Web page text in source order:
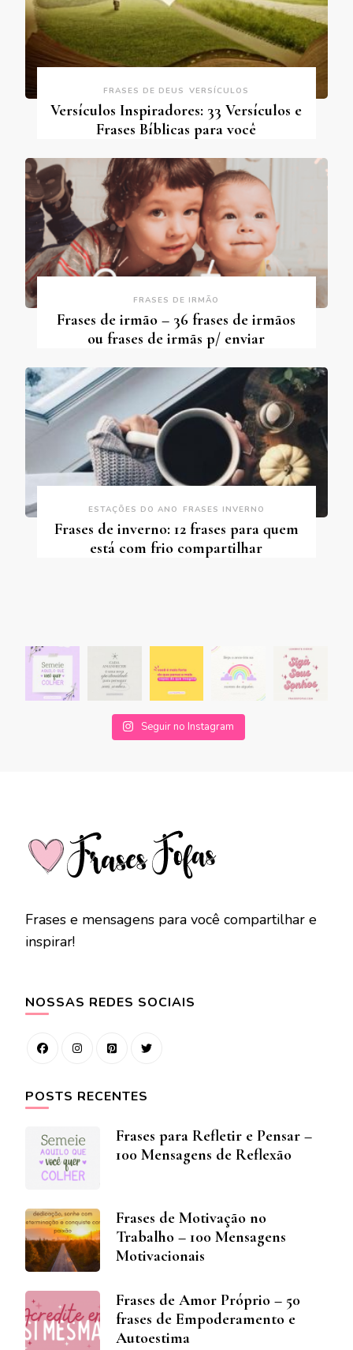
FRASES DE DEUS VERSÍCULOS
Versículos Inspiradores: 33 Versículos e
Frases Bíblicas para você
FRASES DE IRMÃO
Frases de irmão – 36 frases de irmãos
ou frases de irmãs p/ enviar
ESTAÇÕES DO ANO FRASES INVERNO
Frases de inverno: 12 frases para quem
está com frio compartilhar
Seguir no Instagram
Frases e mensagens para você compartilhar e
inspirar!
NOSSAS REDES SOCIAIS
POSTS RECENTES
Frases para Refletir e Pensar –
100 Mensagens de Reflexão
Frases de Motivação no
Trabalho – 100 Mensagens
Motivacionais
Frases de Amor Próprio – 50
frases de Empoderamento e
Autoestima